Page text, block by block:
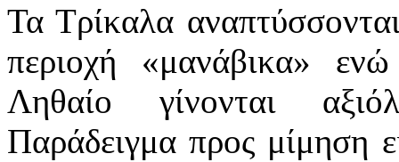
Τα Τρίκαλα
περιοχή «μανάβικα»
Ληθαίο γίνονται
Παράδειγμα προς μίμηση